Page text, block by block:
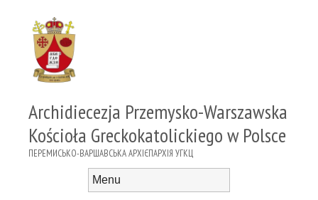
Archidiecezja Przemysko-Warszawska
Kościoła Greckokatolickiego w Polsce
ПЕРЕМИСЬКО-ВАРШАВСЬКА АРХІЄПАРХІЯ УГКЦ